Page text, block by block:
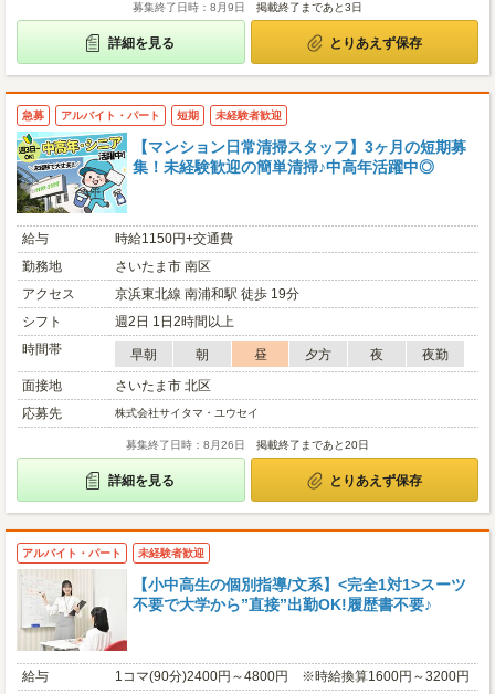
募集終了日時：8月9日 掲載終了まであと3日
詳細を見る とりあえず保存
急募 アルバイト・パート 短期 未経験者歓迎
【マンション日常清掃スタッフ】3ヶ月の短期募
集！未経験歓迎の簡単清掃♪中高年活躍中◎
給与
時給1150円+交通費
勤務地
さいたま市 南区
アクセス
京浜東北線 南浦和駅 徒歩 19分
シフト
週2日 1日2時間以上
時間帯
早朝 朝 昼 夕方 夜
夜勤
面接地
さいたま市 北区
応募先
株式会社サイタマ・ユウセイ
募集終了日時：8月26日 掲載終了まであと20日
詳細を見る とりあえず保存
アルバイト・パート 未経験者歓迎
【小中高生の個別指導/文系】<完全1対1>スーツ
不要で大学から”直接”出勤OK!履歴書不要♪
給与
1コマ(90分)2400円～4800円 ※時給換算1600円～3200円